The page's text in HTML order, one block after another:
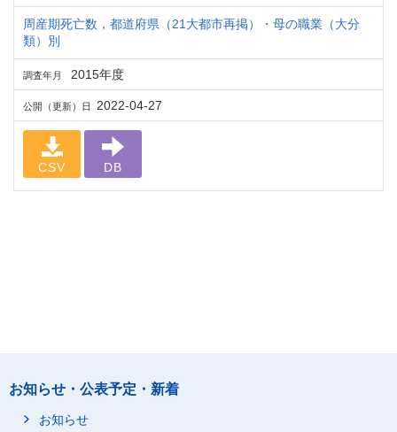
周産期死亡数，都道府県（21大都市再掲）・母の職業（大分
類）別
調査年月 2015年度
公開（更新）日 2022-04-27
CSV DB
お知らせ・公表予定・新着
お知らせ